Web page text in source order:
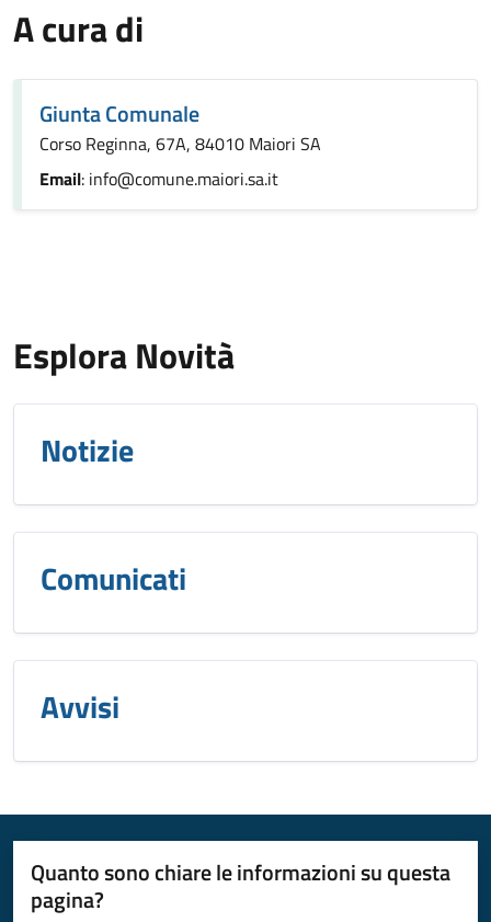
A cura di
Giunta Comunale
Corso Reginna, 67A, 84010 Maiori SA
Email: info@comune.maiori.sa.it
Esplora Novità
Notizie
Comunicati
Avvisi
Quanto sono chiare le informazioni su questa
pagina?